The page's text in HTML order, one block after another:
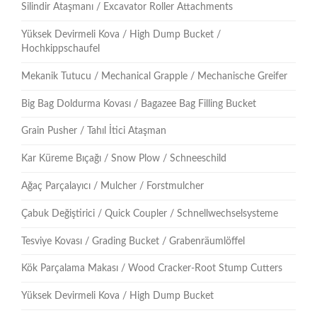
Silindir Ataşmanı / Excavator Roller Attachments
Yüksek Devirmeli Kova / High Dump Bucket /
Hochkippschaufel
Mekanik Tutucu / Mechanical Grapple / Mechanische Greifer
Big Bag Doldurma Kovası / Bagazee Bag Filling Bucket
Grain Pusher / Tahıl İtici Ataşman
Kar Küreme Bıçağı / Snow Plow / Schneeschild
Ağaç Parçalayıcı / Mulcher / Forstmulcher
Çabuk Değiştirici / Quick Coupler / Schnellwechselsysteme
Tesviye Kovası / Grading Bucket / Grabenräumlöffel
Kök Parçalama Makası / Wood Cracker-Root Stump Cutters
Yüksek Devirmeli Kova / High Dump Bucket